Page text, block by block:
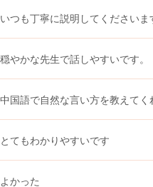
いつも丁寧に説明してくださいま
穏やかな先生で話しやすいです。
中国語で自然な言い方を教えてく
とてもわかりやすいです
よかった